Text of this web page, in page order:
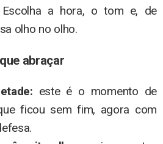
a hora, o tom e, de
olho no olho.
abraçar
este é o momento de
ficou sem fim, agora com